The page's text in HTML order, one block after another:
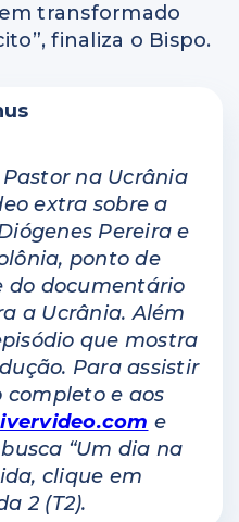
transformado
finaliza o Bispo.
na Ucrânia
extra sobre a
Pereira e
ponto de
do documentário
a Ucrânia. Além
que mostra
Para assistir
e aos
e
“Um dia na
clique em
2 (T2).